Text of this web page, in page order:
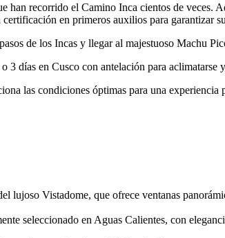
recorrido el Camino Inca cientos de veces.
en primeros auxilios para garantizar
de los Incas y llegar al majestuoso Machu
días en Cusco con antelación para aclimatarse
las condiciones óptimas para una experiencia
lujoso Vistadome, que ofrece ventanas
seleccionado en Aguas Calientes, con